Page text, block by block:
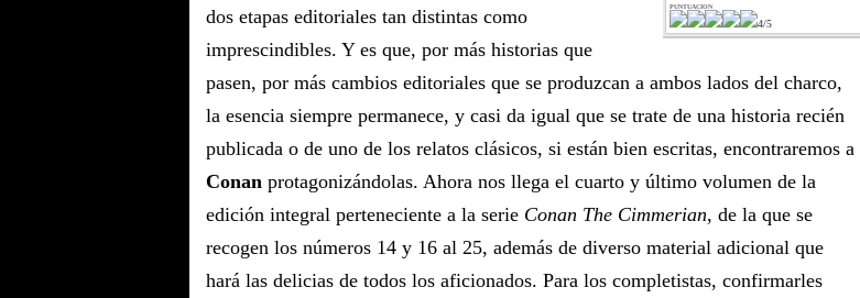
PUNTUACION
4/5
dos etapas editoriales tan distintas como
imprescindibles. Y es que, por más historias que
pasen, por más cambios editoriales que se produzcan a ambos lados del charco,
la esencia siempre permanece, y casi da igual que se trate de una historia recién
publicada o de uno de los relatos clásicos, si están bien escritas, encontraremos a
Conan protagonizándolas. Ahora nos llega el cuarto y último volumen de la
edición integral perteneciente a la serie Conan The Cimmerian, de la que se
recogen los números 14 y 16 al 25, además de diverso material adicional que
hará las delicias de todos los aficionados. Para los completistas, confirmarles